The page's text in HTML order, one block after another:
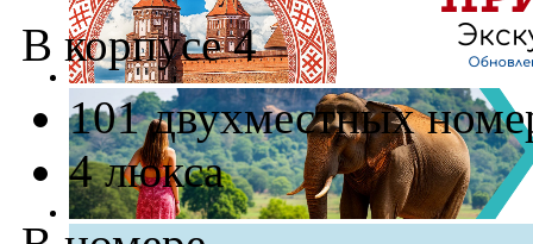
В корпусе 4
101 двухместных
4 люкса